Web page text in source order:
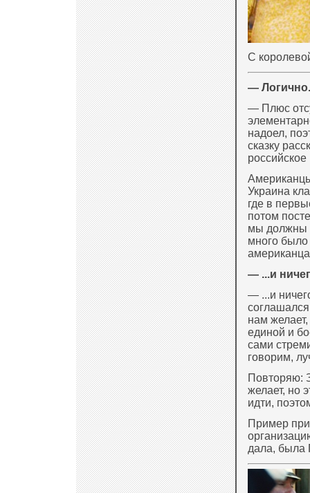
С
—
— Плюс
надоел,
сказку
Украина
где в
потом
мы должны
много было
— ...и
— ...и
нам
единой и
сами
говорим,
Повторяю:
желает, но
идти,
Пример
дала, была